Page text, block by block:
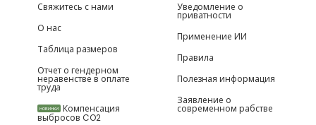
Свяжитесь с нами
О нас
Таблица размеров
Отчет о гендерном
неравенстве в оплате
труда
НОВИНКИ Компенсация
выбросов CO2
Уведомление о
приватности
Применение ИИ
Правила
Полезная информация
Заявление о
современном рабстве